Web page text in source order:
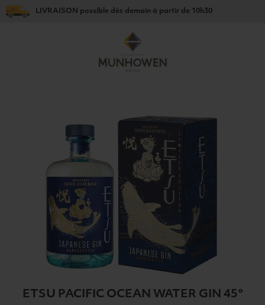
LIVRAISON possible dès demain à partir de 10h30
ETSU PACIFIC OCEAN WATER GIN 45°